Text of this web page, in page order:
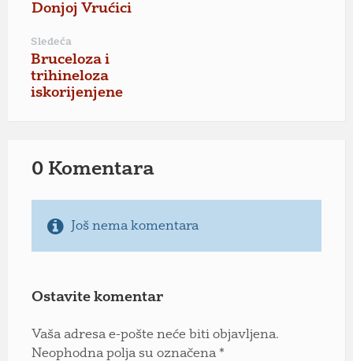
Donjoj Vrućici
Sledeća
Bruceloza i
trihineloza
iskorijenjene
0 Komentara
Još nema komentara
Ostavite komentar
Vaša adresa e-pošte neće biti objavljena.
Neophodna polja su označena *